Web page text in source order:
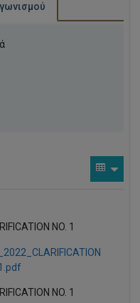
NO. 1
NO. 1